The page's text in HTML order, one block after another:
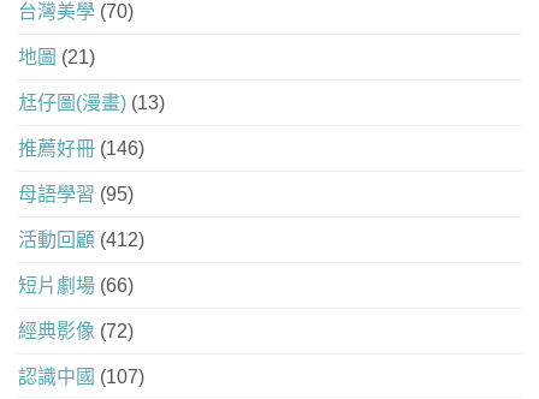
台灣美學 (70)
地圖 (21)
尪仔圖(漫畫) (13)
推薦好冊 (146)
母語學習 (95)
活動回顧 (412)
短片劇場 (66)
經典影像 (72)
認識中國 (107)